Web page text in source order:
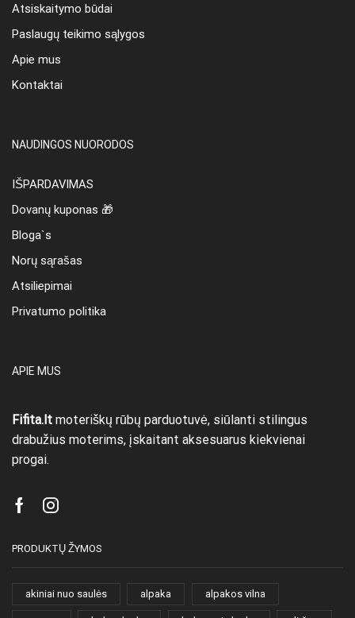
Atsiskaitymo būdai
Paslaugų teikimo sąlygos
Apie mus
Kontaktai
NAUDINGOS NUORODOS
IŠPARDAVIMAS
Dovanų kuponas 🎁
Bloga`s
Norų sąrašas
Atsiliepimai
Privatumo politika
APIE MUS
Fifita.lt moteriškų rūbų parduotuvė, siūlanti stilingus
drabužius moterims, įskaitant aksesuarus kiekvienai
progai.
FacebookInstagram
PRODUKTŲ ŽYMOS
akiniai nuo saulės alpaka alpakos vilna